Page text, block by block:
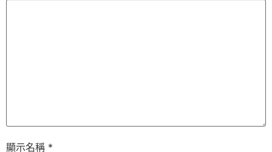
顯示名稱 *